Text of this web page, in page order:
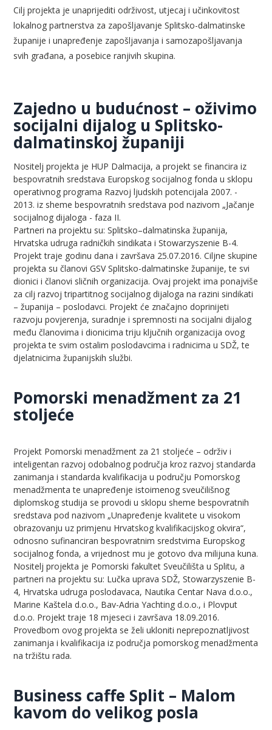
Cilj projekta je unaprijediti održivost, utjecaj i učinkovitost
lokalnog partnerstva za zapošljavanje Splitsko-dalmatinske
županije i unapređenje zapošljavanja i samozapošljavanja
svih građana, a posebice ranjivih skupina.
Zajedno u budućnost – oživimo
socijalni dijalog u Splitsko-
dalmatinskoj županiji
Nositelj projekta je HUP Dalmacija, a projekt se financira iz
bespovratnih sredstava Europskog socijalnog fonda u sklopu
operativnog programa Razvoj ljudskih potencijala 2007. -
2013. iz sheme bespovratnih sredstava pod nazivom „Jačanje
socijalnog dijaloga - faza II.
Partneri na projektu su: Splitsko–dalmatinska županija,
Hrvatska udruga radničkih sindikata i Stowarzyszenie B-4.
Projekt traje godinu dana i završava 25.07.2016. Ciljne skupine
projekta su članovi GSV Splitsko-dalmatinske županije, te svi
dionici i članovi sličnih organizacija. Ovaj projekt ima ponajviše
za cilj razvoj tripartitnog socijalnog dijaloga na razini sindikati
– županija – poslodavci. Projekt će značajno doprinijeti
razvoju povjerenja, suradnje i spremnosti na socijalni dijalog
među članovima i dionicima triju ključnih organizacija ovog
projekta te svim ostalim poslodavcima i radnicima u SDŽ, te
djelatnicima županijskih službi.
Pomorski menadžment za 21
stoljeće
Projekt Pomorski menadžment za 21 stoljeće – održiv i
inteligentan razvoj odobalnog područja kroz razvoj standarda
zanimanja i standarda kvalifikacija u području Pomorskog
menadžmenta te unapređenje istoimenog sveučilišnog
diplomskog studija se provodi u sklopu sheme bespovratnih
sredstava pod nazivom „Unapređenje kvalitete u visokom
obrazovanju uz primjenu Hrvatskog kvalifikacijskog okvira“,
odnosno sufinanciran bespovratnim sredstvima Europskog
socijalnog fonda, a vrijednost mu je gotovo dva milijuna kuna.
Nositelj projekta je Pomorski fakultet Sveučilišta u Splitu, a
partneri na projektu su: Lučka uprava SDŽ, Stowarzyszenie B-
4, Hrvatska udruga poslodavaca, Nautika Centar Nava d.o.o.,
Marine Kaštela d.o.o., Bav-Adria Yachting d.o.o., i Plovput
d.o.o. Projekt traje 18 mjeseci i završava 18.09.2016.
Provedbom ovog projekta se želi ukloniti neprepoznatljivost
zanimanja i kvalifikacija iz područja pomorskog menadžmenta
na tržištu rada.
Business caffe Split – Malom
kavom do velikog posla